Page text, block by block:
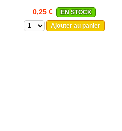
0,25 €
EN STOCK
Ajouter au panier